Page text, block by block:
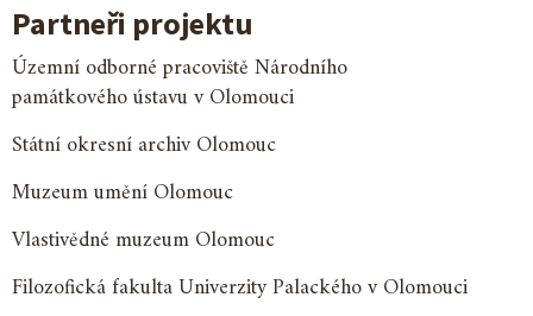
Partneři projektu
Územní odborné pracoviště Národního
památkového ústavu v Olomouci
Státní okresní archiv Olomouc
Muzeum umění Olomouc
Vlastivědné muzeum Olomouc
Filozofická fakulta Univerzity Palackého v Olomouci